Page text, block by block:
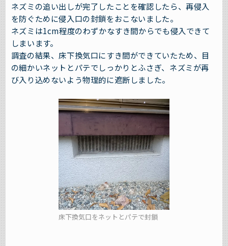
ネズミの追い出しが完了したことを確認したら、再侵入
を防ぐために侵入口の封鎖をおこないました。
ネズミは1cm程度のわずかなすき間からでも侵入できて
しまいます。
調査の結果、床下換気口にすき間ができていたため、目
の細かいネットとパテでしっかりとふさぎ、ネズミが再
び入り込めないよう物理的に遮断しました。
床下換気口をネットとパテで封鎖